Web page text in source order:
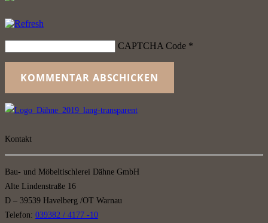
CAPTCHA Code *
KOMMENTAR ABSCHICKEN
Kontakt
Bau- und Möbeltischlerei Dähne GmbH
Alte Lindenstraße 16
D – 39539 Havelberg /OT Warnau
Telefon: 039382 / 4177 -10